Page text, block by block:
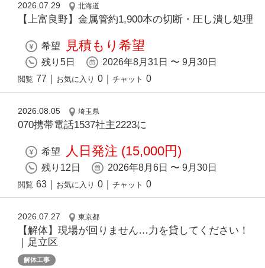
2026.07.29 北海道
【上富良野】金属管約1,900本の切断・圧し潰し処理
希望 見積もり希望
残り5日 2026年8月31日 〜 9月30日
閲覧 77 お気に入り 0 チャット 0
2026.08.05 埼玉県
070携帯電話1537社主2223に
希望 人日発注 (15,000円)
残り12日 2026年8月6日 〜 9月30日
閲覧 63 お気に入り 0 チャット 0
2026.07.27 東京都
【解体】現場が回りません…力を貸してください！
｜足立区
解体工事